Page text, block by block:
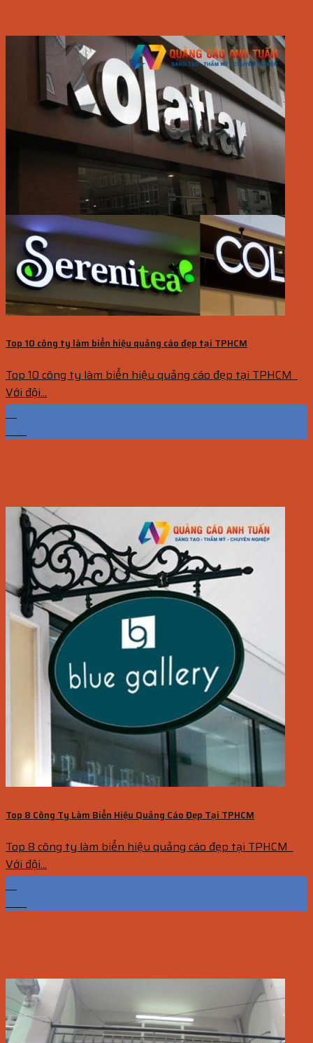
Top 10 công ty làm biển hiệu quảng cáo đẹp tại TPHCM
Top 10 công ty làm biển hiệu quảng cáo đẹp tại TPHCM
Với đội...
Top 8 Công Ty Làm Biển Hiệu Quảng Cáo Đẹp Tại TPHCM
Top 8 công ty làm biển hiệu quảng cáo đẹp tại TPHCM
Với đội...